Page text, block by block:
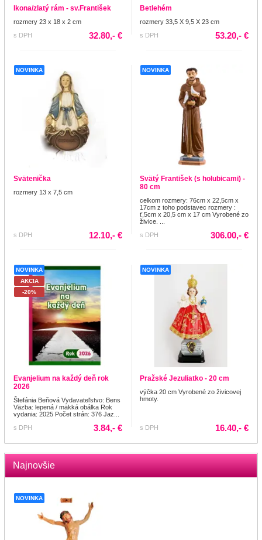
Ikona/zlatý rám - sv.František
rozmery 23 x 18 x 2 cm
s DPH
32.80,- €
Betlehém
rozmery 33,5 X 9,5 X 23 cm
s DPH
53.20,- €
NOVINKA
Svätenička
rozmery 13 x 7,5 cm
s DPH 12.10,- €
NOVINKA
Svätý František (s holubicami) -
80 cm
celkom rozmery: 76cm x 22,5cm x
17cm z toho podstavec rozmery :
ť,5cm x 20,5 cm x 17 cm Vyrobené zo
živice. ...
s DPH
306.00,- €
NOVINKA
AKCIA
-20%
Evanjelium na každý deň rok
2026
Štefánia Beňová Vydavateľstvo: Bens
Väzba: lepená / mäkká obálka Rok
vydania: 2025 Počet strán: 376 Jaz...
s DPH
3.84,- €
NOVINKA
Pražské Jezuliatko - 20 cm
výčka 20 cm Vyrobené zo živicovej
hmoty.
s DPH 16.40,- €
Najnovšie
NOVINKA